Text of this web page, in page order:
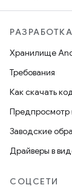
РАЗРАБОТКА
Хранилище
Требования
Как скачать
Предпросмотр
Заводские
Драйверы в
СОЦСЕТИ